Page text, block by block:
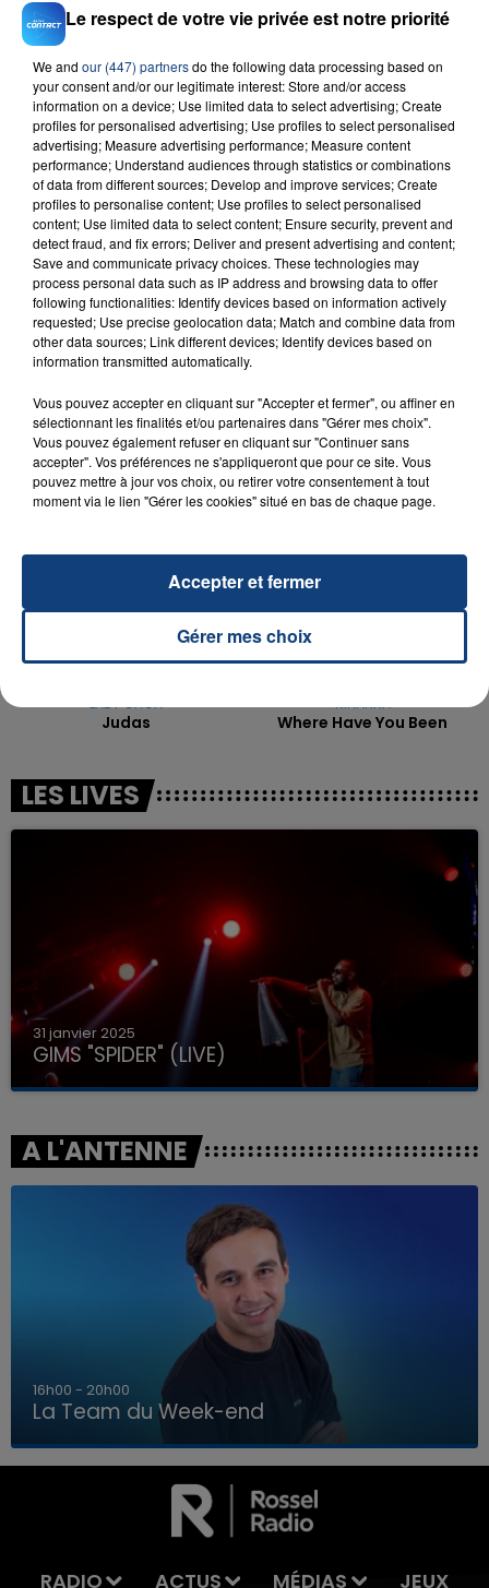
LA TEAM DU WEEK-END
INCENDIE MORTEL À LENS : UNE FEMME ET
SON BÉBÉ ENTRE LA VIE ET LA...
Un homme s'est immolé par le feu après avoir
aspergé sa compagne et leur bébé de trois mois
d'un liquide inflammable.
20 juillet 2026
UNE ADOLESCENTE DEVANT SE FAIRE
OPÉRER DE LA CHEVILLE RESSORT DE LA...
La famille a porté plainte contre la clinique qui a
reconnu sa responsabilité et présenté ses
excuses.
TITRES DIFFUSÉS
21h33
21h33
LADY GAGA
Judas
21h29
21h29
RIHANNA
Where Have You Been
LES LIVES
31 janvier 2025
GIMS "SPIDER" (LIVE)
A L'ANTENNE
7h00 - 12h00
La Team du Week-end
RADIO ACTUS MÉDIAS JEUX
Le respect de votre vie privée est notre priorité
We and our (447) partnersdo the following data processing based on
your consent and/or our legitimate interest: Store and/or access
information on a device; Use limited data to select advertising; Create
profiles for personalised advertising; Use profiles to select personalised
advertising; Measure advertising performance; Measure content
performance; Understand audiences through statistics or combinations
of data from different sources; Develop and improve services; Create
profiles to personalise content; Use profiles to select personalised
content; Use limited data to select content; Ensure security, prevent and
detect fraud, and fix errors; Deliver and present advertising and content;
Save and communicate privacy choices. These technologies may
process personal data such as IP address and browsing data to offer
following functionalities: Identify devices based on information actively
requested; Use precise geolocation data; Match and combine data from
other data sources; Link different devices; Identify devices based on
information transmitted automatically.
Vous pouvez accepter en cliquant sur "Accepter et fermer", ou affiner en
sélectionnant les finalités et/ou partenaires dans "Gérer mes choix".
Vous pouvez également refuser en cliquant sur "Continuer sans
accepter". Vos préférences ne s'appliqueront que pour ce site. Vous
pouvez mettre à jour vos choix, ou retirer votre consentement à tout
moment via le lien "Gérer les cookies" situé en bas de chaque page.
Gérer mes choix
Accepter et fermer